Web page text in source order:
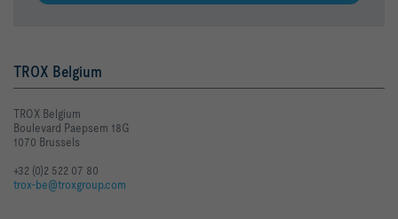
TROX Belgium
TROX Belgium
Boulevard Paepsem 18G
1070 Brussels
+32 (0)2 522 07 80
trox-be@troxgroup.com